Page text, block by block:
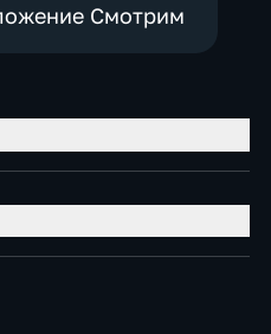
Смотрим